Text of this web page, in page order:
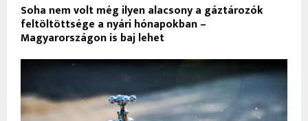
Soha nem volt még ilyen alacsony a gáztározók
feltöltöttsége a nyári hónapokban –
Magyarországon is baj lehet